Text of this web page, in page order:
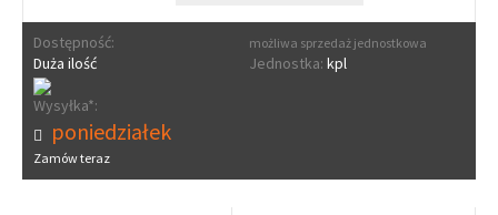
Dostępność:
Duża ilość
możliwa sprzedaż jednostkowa
Jednostka: kpl
Wysyłka*:
poniedziałek
Zamów teraz